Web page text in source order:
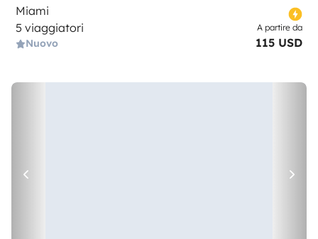
Miami
5 viaggiatori
Nuovo
A partire da
115 USD